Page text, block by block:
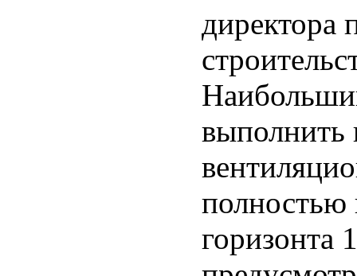
директора
выполнить
полностью
горизонта